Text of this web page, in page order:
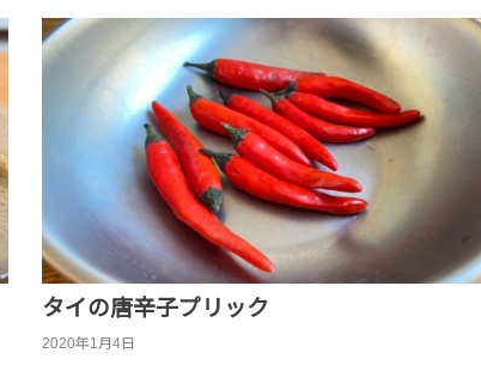
タイの唐辛子プリック
2020年1月4日